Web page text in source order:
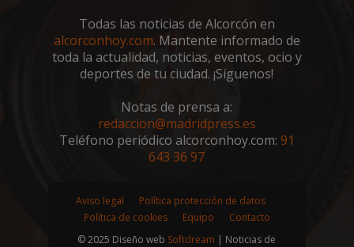
Todas las noticias de Alcorcón en
alcorconhoy.com. Mantente informado de
toda la actualidad, noticias, eventos, ocio y
deportes de tu ciudad. ¡Síguenos!
Notas de prensa a:
redaccion@madridpress.es
Teléfono periódico alcorconhoy.com: 91
643 36 97
Aviso legal
Política protección de datos
Política de cookies
Equipo
Contacto
© 2025 Diseño web Softdream | Noticias de
sp_landing
Spotify Inc.
.spotify.com